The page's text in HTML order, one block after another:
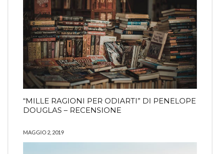
“MILLE RAGIONI PER ODIARTI” DI PENELOPE
DOUGLAS – RECENSIONE
MAGGIO 2, 2019